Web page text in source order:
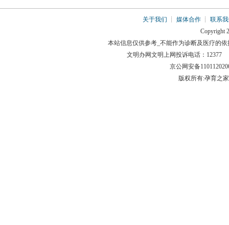
关于我们 ┊ 媒体合作┊ 联系
Copyright
本站信息仅供参考_不能作为诊断及医疗的
文明办网文明上网投诉电话：12377
京公网安备
版权所有:孕育之